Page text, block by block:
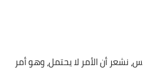
نشعر أن الأمر لا يحتمل، وهو أمر